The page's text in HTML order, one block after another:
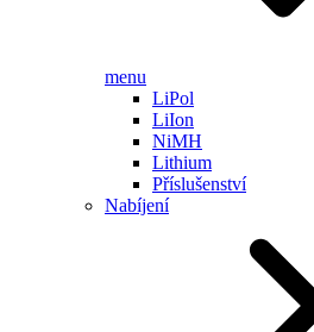
menu
LiPol
LiIon
NiMH
Lithium
Příslušenství
Nabíjení